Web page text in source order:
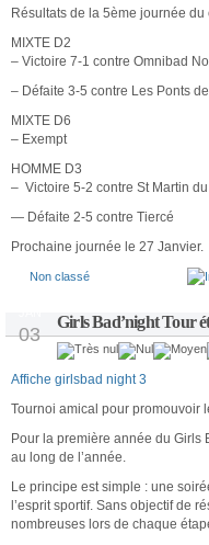
Résultats de la 5ème journée
MIXTE D2
– Victoire 7-1 contre Omnibad
– Défaite 3-5 contre Les Ponts
MIXTE D6
– Exempt
HOMME D3
– Victoire 5-2 contre St Martin
— Défaite 2-5 contre Tiercé
Prochaine journée le 27 Janvier.
Non classé
03
Girls Bad’night Tour
Affiche girlsbad night 3
Tournoi amical pour promouvoir
Pour la première année du Girls
au long de l’année.
Le principe est simple : une
l’esprit sportif. Sans objectif de
nombreuses lors de chaque